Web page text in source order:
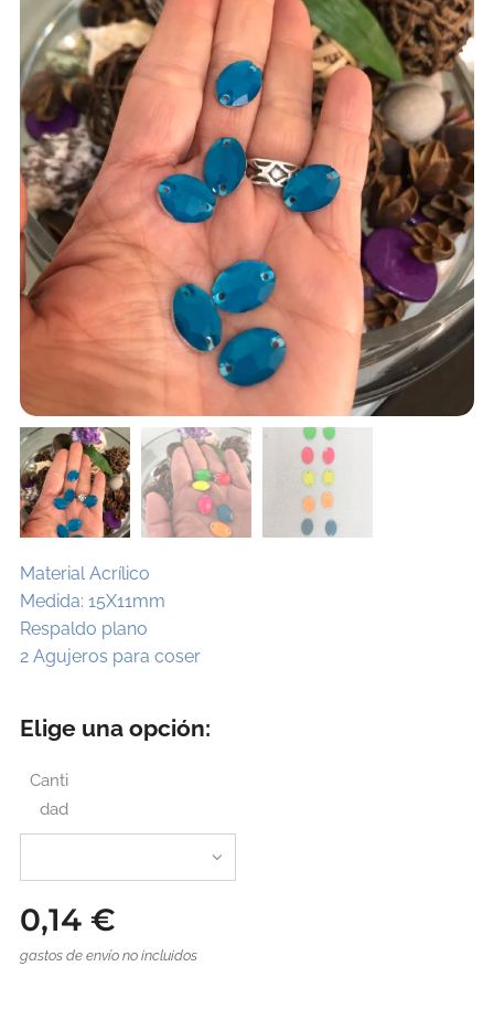
Material Acrílico
Medida: 15X11mm
Respaldo plano
2 Agujeros para coser
Elige una opción:
Canti
dad
0,14 €
gastos de envío no incluidos